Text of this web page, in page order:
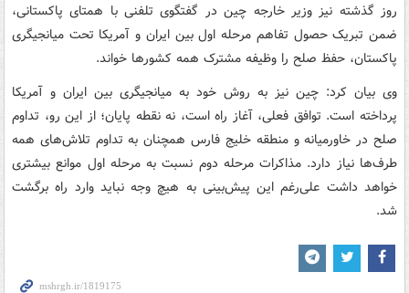
روز گذشته نیز وزیر خارجه چین در گفتگوی تلفنی با همتای پاکستانی،
ضمن تبریک حصول تفاهم مرحله اول بین ایران و آمریکا تحت میانجیگری
پاکستان، حفظ صلح را وظیفه مشترک همه کشورها خواند.
وی بیان کرد: چین نیز به روش خود به میانجیگری بین ایران و آمریکا
پرداخته است. توافق فعلی، آغاز راه است، نه نقطه پایان؛ از این رو، تداوم
صلح در خاورمیانه و منطقه خلیج فارس همچنان به تداوم تلاش‌های همه
طرف‌ها نیاز دارد. مذاکرات مرحله دوم نسبت به مرحله اول موانع بیشتری
خواهد داشت علی‌رغم این پیش‌بینی به هیچ وجه نباید وارد راه برگشت
شد.